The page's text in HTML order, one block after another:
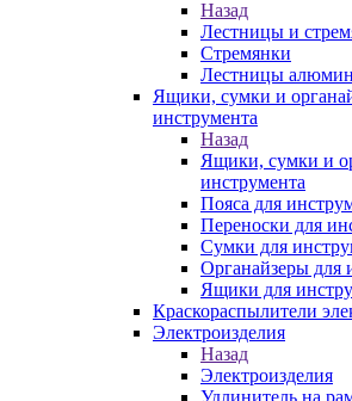
Назад
Лестницы и
Стремянки
Лестницы
Ящики, сумки и
инструмента
Назад
Ящики, сумки и
инструмента
Пояса для
Переноски для
Сумки для
Органайзеры для
Ящики для
Краскораспылители
Электроизделия
Назад
Электроизделия
Удлинитель на